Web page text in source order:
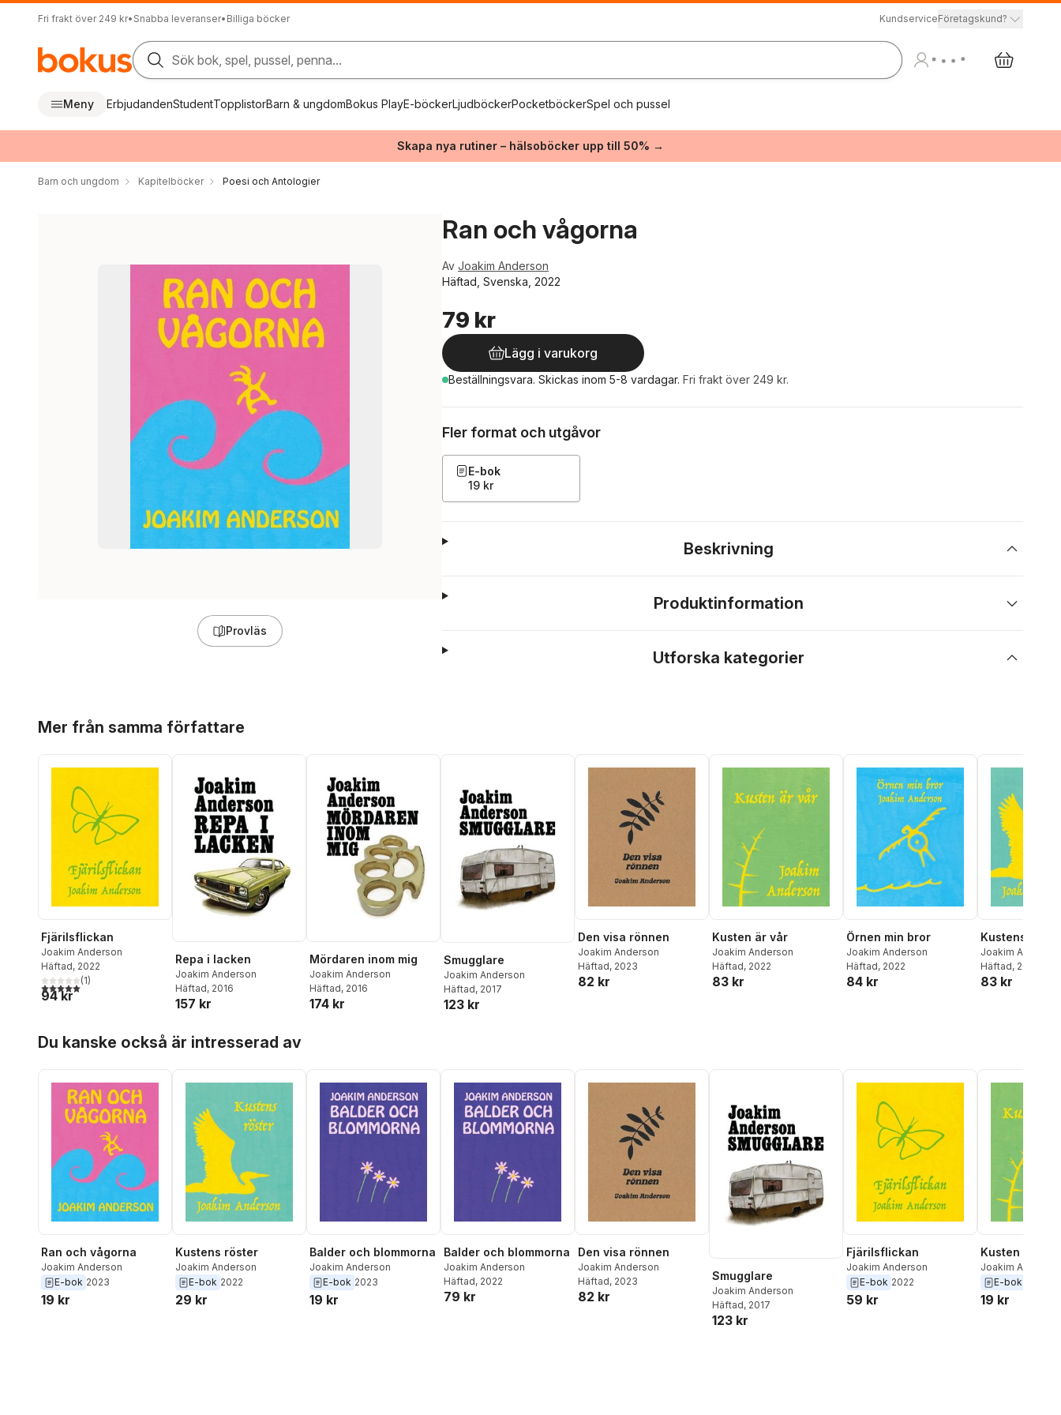
Fri frakt över 249 kr• Snabba leveranser• Billiga böcker KundserviceFöretagskund?
Sök bok, spel, pussel, penna...
Meny ErbjudandenStudentTopplistorBarn & ungdomBokus PlayE-böckerLjudböckerPocketböckerSpel och pussel
Skapa nya rutiner – hälsoböcker upp till 50% →
Barn och ungdom Kapitelböcker Poesi och Antologier
Provläs
Ran och vågorna
Av Joakim Anderson
Häftad, Svenska, 2022
79 kr
Lägg i varukorg
Beställningsvara. Skickas inom 5-8 vardagar. Fri frakt över 249 kr.
Fler format och utgåvor
E-bok
19 kr
Beskrivning
Produktinformation
Utforska kategorier
Mer från samma författare
Fjärilsflickan
Joakim Anderson
Häftad, 2022
5,0utav 5 stjärnor. Totalt antal röster:
(1)
94 kr
Repa i lacken
Joakim Anderson
Häftad, 2016
157 kr
Mördaren inom mig
Joakim Anderson
Häftad, 2016
174 kr
Smugglare
Joakim Anderson
Häftad, 2017
123 kr
Den visa rönnen
Joakim Anderson
Häftad, 2023
82 kr
Kusten är vår
Joakim Anderson
Häftad, 2022
83 kr
Örnen min bror
Joakim Anderson
Häftad, 2022
84 kr
Kustens
Joakim Anderson
Häftad, 2022
83 kr
Du kanske också är intresserad av
Ran och vågorna
Joakim Anderson
E-bok 2023
19 kr
Kustens röster
Joakim Anderson
E-bok 2022
29 kr
Balder och blommorna
Joakim Anderson
E-bok 2023
19 kr
Balder och blommorna
Joakim Anderson
Häftad, 2022
79 kr
Den visa rönnen
Joakim Anderson
Häftad, 2023
82 kr
Smugglare
Joakim Anderson
Häftad, 2017
123 kr
Fjärilsflickan
Joakim Anderson
E-bok 2022
59 kr
Kusten är vår
Joakim Anderson
E-bok
19 kr